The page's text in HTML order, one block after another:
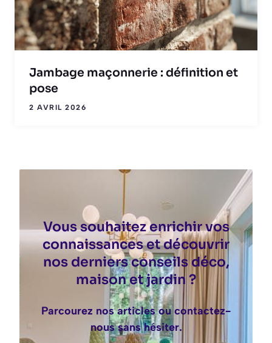
Jambage maçonnerie : définition et
pose
2 AVRIL 2026
Vous souhaitez enrichir vos
connaissances et découvrir
nos derniers conseils déco,
maison et jardin ?
Parcourez nos articles ou contactez-
nous sans hésiter.